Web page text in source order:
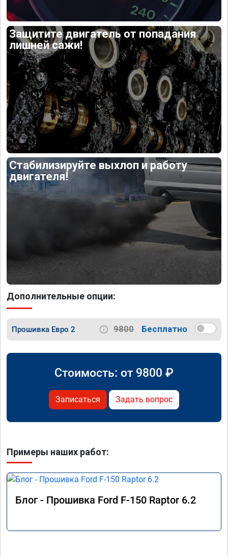
Защитите двигатель от попадания
лишней сажи!
Стабилизируйте выхлоп и работу
двигателя!
Дополнительные опции:
Прошивка Евро 2 9800 Бесплатно
Стоимость: от 9800 ₽
Записаться Задать вопрос
Примеры наших работ:
Блог - Прошивка Ford F-150 Raptor 6.2